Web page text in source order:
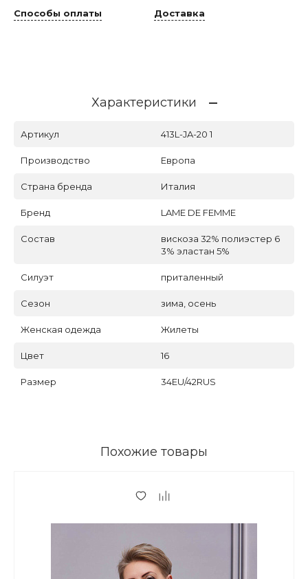
Способы оплаты Доставка
Характеристики
Артикул 413L-JA-20 1
Производство Европа
Страна бренда Италия
Бренд LAME DE FEMME
Состав
вискоза 32% полиэстер 6
3% эластан 5%
Силуэт приталенный
Сезон зима, осень
Женская одежда Жилеты
Цвет 16
Размер 34EU/42RUS
Похожие товары